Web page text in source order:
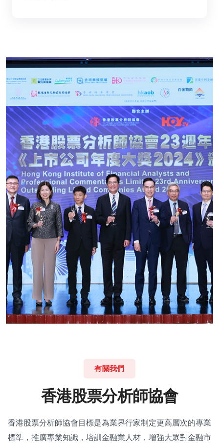
有關我們
香港股票分析師協會
香港股票分析師協會目標是為業界行家制定更高層次的專業
標準，推廣專業知識，培訓金融業人材，增強大眾對金融市